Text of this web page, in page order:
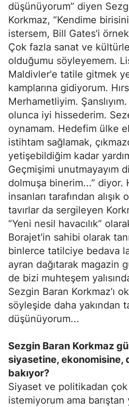
düşünüyorum” diyen
Korkmaz, “Kendime
istersem, Bill Gates'i
Çok fazla sanat ve
olduğumu söyleyemem.
Maldivler'e tatile gitmek
kamplarına gidiyorum.
Merhametliyim.
olunca iyi hissederim.
oynamam. Hedefim ülke
istihtam sağlamak,
yetişebildiğim kadar
Geçmişimi unutmayayım
dolmuşa binerim...” diyor.
insanları tarafından alışık
tavırlar da sergileyen
“Yeni nesil havacılık”
Borajet'in sahibi olarak
binlerce tatilciye bedava
ayran dağıtarak magazin
de bizi muhteşem
Sezgin Baran Korkmaz'ı
söyleşide daha yakından
düşünüyorum...
Sezgin Baran Korkmaz
siyasetine, ekonomisine,
bakıyor?
Siyaset ve politikadan
istemiyorum ama barıştan